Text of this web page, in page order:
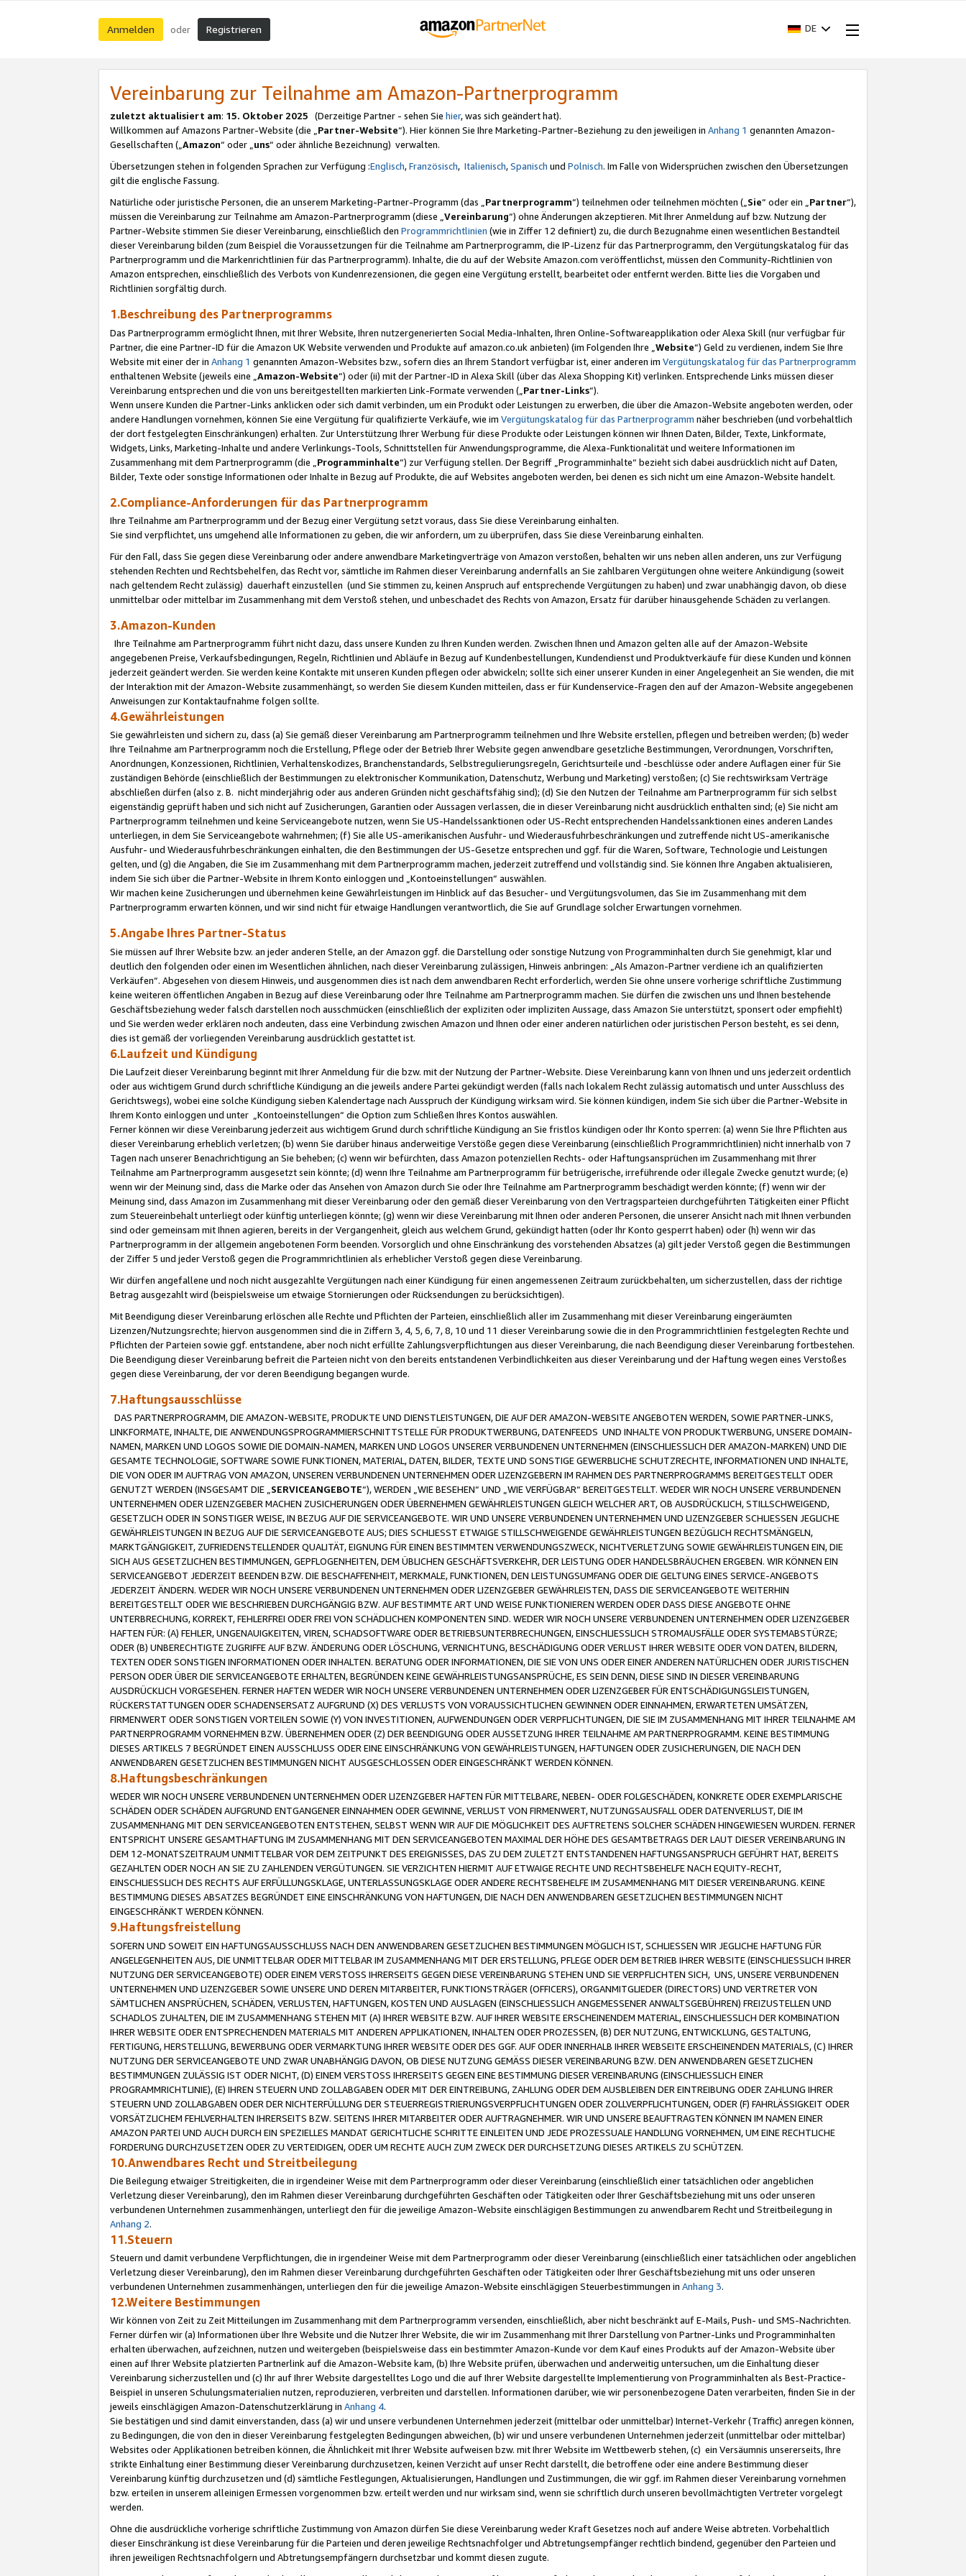
Anmelden oder Registrieren DE
Vereinbarung zur Teilnahme am Amazon-Partnerprogramm
zuletzt aktualisiert am: 15. Oktober 2025 (Derzeitige Partner - sehen Sie hier, was sich geändert hat).
Willkommen auf Amazons Partner-Website (die „Partner-Website“). Hier können Sie Ihre Marketing-Partner-Beziehung zu den jeweiligen in Anhang 1 genannten Amazon-
Gesellschaften („Amazon“ oder „uns“ oder ähnliche Bezeichnung) verwalten.
Übersetzungen stehen in folgenden Sprachen zur Verfügung :Englisch,Französisch, Italienisch,Spanisch und Polnisch. Im Falle von Widersprüchen zwischen den Übersetzungen
gilt die englische Fassung.
Natürliche oder juristische Personen, die an unserem Marketing-Partner-Programm (das „Partnerprogramm“) teilnehmen oder teilnehmen möchten („Sie“ oder ein „Partner“),
müssen die Vereinbarung zur Teilnahme am Amazon-Partnerprogramm (diese „Vereinbarung“) ohne Änderungen akzeptieren. Mit Ihrer Anmeldung auf bzw. Nutzung der
Partner-Website stimmen Sie dieser Vereinbarung, einschließlich den Programmrichtlinien (wie in Ziffer 12 definiert) zu, die durch Bezugnahme einen wesentlichen Bestandteil
dieser Vereinbarung bilden (zum Beispiel die Voraussetzungen für die Teilnahme am Partnerprogramm, die IP-Lizenz für das Partnerprogramm, den Vergütungskatalog für das
Partnerprogramm und die Markenrichtlinien für das Partnerprogramm). Inhalte, die du auf der Website Amazon.com veröffentlichst, müssen den Community-Richtlinien von
Amazon entsprechen, einschließlich des Verbots von Kundenrezensionen, die gegen eine Vergütung erstellt, bearbeitet oder entfernt werden. Bitte lies die Vorgaben und
Richtlinien sorgfältig durch.
1.Beschreibung des Partnerprogramms
Das Partnerprogramm ermöglicht Ihnen, mit Ihrer Website, Ihren nutzergenerierten Social Media-Inhalten, Ihren Online-Softwareapplikation oder Alexa Skill (nur verfügbar für
Partner, die eine Partner-ID für die Amazon UK Website verwenden und Produkte auf amazon.co.uk anbieten) (im Folgenden Ihre „ Website“) Geld zu verdienen, indem Sie Ihre
Website mit einer der in Anhang 1 genannten Amazon-Websites bzw., sofern dies an Ihrem Standort verfügbar ist, einer anderen im Vergütungskatalog für das Partnerprogramm
enthaltenen Website (jeweils eine „ Amazon-Website“) oder (ii) mit der Partner-ID in Alexa Skill (über das Alexa Shopping Kit) verlinken. Entsprechende Links müssen dieser
Vereinbarung entsprechen und die von uns bereitgestellten markierten Link-Formate verwenden („ Partner-Links“).
Wenn unsere Kunden die Partner-Links anklicken oder sich damit verbinden, um ein Produkt oder Leistungen zu erwerben, die über die Amazon-Website angeboten werden, oder
andere Handlungen vornehmen, können Sie eine Vergütung für qualifizierte Verkäufe, wie im Vergütungskatalog für das Partnerprogramm näher beschrieben (und vorbehaltlich
der dort festgelegten Einschränkungen) erhalten. Zur Unterstützung Ihrer Werbung für diese Produkte oder Leistungen können wir Ihnen Daten, Bilder, Texte, Linkformate,
Widgets, Links, Marketing-Inhalte und andere Verlinkungs-Tools, Schnittstellen für Anwendungsprogramme, die Alexa-Funktionalität und weitere Informationen im
Zusammenhang mit dem Partnerprogramm (die „ Programminhalte“) zur Verfügung stellen. Der Begriff „Programminhalte“ bezieht sich dabei ausdrücklich nicht auf Daten,
Bilder, Texte oder sonstige Informationen oder Inhalte in Bezug auf Produkte, die auf Websites angeboten werden, bei denen es sich nicht um eine Amazon-Website handelt.
2.Compliance-Anforderungen für das Partnerprogramm
Ihre Teilnahme am Partnerprogramm und der Bezug einer Vergütung setzt voraus, dass Sie diese Vereinbarung einhalten.
Sie sind verpflichtet, uns umgehend alle Informationen zu geben, die wir anfordern, um zu überprüfen, dass Sie diese Vereinbarung einhalten.
Für den Fall, dass Sie gegen diese Vereinbarung oder andere anwendbare Marketingverträge von Amazon verstoßen, behalten wir uns neben allen anderen, uns zur Verfügung
stehenden Rechten und Rechtsbehelfen, das Recht vor, sämtliche im Rahmen dieser Vereinbarung andernfalls an Sie zahlbaren Vergütungen ohne weitere Ankündigung (soweit
nach geltendem Recht zulässig) dauerhaft einzustellen (und Sie stimmen zu, keinen Anspruch auf entsprechende Vergütungen zu haben) und zwar unabhängig davon, ob diese
unmittelbar oder mittelbar im Zusammenhang mit dem Verstoß stehen, und unbeschadet des Rechts von Amazon, Ersatz für darüber hinausgehende Schäden zu verlangen.
3.Amazon-Kunden
Ihre Teilnahme am Partnerprogramm führt nicht dazu, dass unsere Kunden zu Ihren Kunden werden. Zwischen Ihnen und Amazon gelten alle auf der Amazon-Website
angegebenen Preise, Verkaufsbedingungen, Regeln, Richtlinien und Abläufe in Bezug auf Kundenbestellungen, Kundendienst und Produktverkäufe für diese Kunden und können
jederzeit geändert werden. Sie werden keine Kontakte mit unseren Kunden pflegen oder abwickeln; sollte sich einer unserer Kunden in einer Angelegenheit an Sie wenden, die mit
der Interaktion mit der Amazon-Website zusammenhängt, so werden Sie diesem Kunden mitteilen, dass er für Kundenservice-Fragen den auf der Amazon-Website angegebenen
Anweisungen zur Kontaktaufnahme folgen sollte.
4.Gewährleistungen
Sie gewährleisten und sichern zu, dass (a) Sie gemäß dieser Vereinbarung am Partnerprogramm teilnehmen und Ihre Website erstellen, pflegen und betreiben werden; (b) weder
Ihre Teilnahme am Partnerprogramm noch die Erstellung, Pflege oder der Betrieb Ihrer Website gegen anwendbare gesetzliche Bestimmungen, Verordnungen, Vorschriften,
Anordnungen, Konzessionen, Richtlinien, Verhaltenskodizes, Branchenstandards, Selbstregulierungsregeln, Gerichtsurteile und -beschlüsse oder andere Auflagen einer für Sie
zuständigen Behörde (einschließlich der Bestimmungen zu elektronischer Kommunikation, Datenschutz, Werbung und Marketing) verstoßen; (c) Sie rechtswirksam Verträge
abschließen dürfen (also z. B. nicht minderjährig oder aus anderen Gründen nicht geschäftsfähig sind); (d) Sie den Nutzen der Teilnahme am Partnerprogramm für sich selbst
eigenständig geprüft haben und sich nicht auf Zusicherungen, Garantien oder Aussagen verlassen, die in dieser Vereinbarung nicht ausdrücklich enthalten sind; (e) Sie nicht am
Partnerprogramm teilnehmen und keine Serviceangebote nutzen, wenn Sie US-Handelssanktionen oder US-Recht entsprechenden Handelssanktionen eines anderen Landes
unterliegen, in dem Sie Serviceangebote wahrnehmen; (f) Sie alle US-amerikanischen Ausfuhr- und Wiederausfuhrbeschränkungen und zutreffende nicht US-amerikanische
Ausfuhr- und Wiederausfuhrbeschränkungen einhalten, die den Bestimmungen der US-Gesetze entsprechen und ggf. für die Waren, Software, Technologie und Leistungen
gelten, und (g) die Angaben, die Sie im Zusammenhang mit dem Partnerprogramm machen, jederzeit zutreffend und vollständig sind. Sie können Ihre Angaben aktualisieren,
indem Sie sich über die Partner-Website in Ihrem Konto einloggen und „Kontoeinstellungen“ auswählen.
Wir machen keine Zusicherungen und übernehmen keine Gewährleistungen im Hinblick auf das Besucher- und Vergütungsvolumen, das Sie im Zusammenhang mit dem
Partnerprogramm erwarten können, und wir sind nicht für etwaige Handlungen verantwortlich, die Sie auf Grundlage solcher Erwartungen vornehmen.
5.Angabe Ihres Partner-Status
Sie müssen auf Ihrer Website bzw. an jeder anderen Stelle, an der Amazon ggf. die Darstellung oder sonstige Nutzung von Programminhalten durch Sie genehmigt, klar und
deutlich den folgenden oder einen im Wesentlichen ähnlichen, nach dieser Vereinbarung zulässigen, Hinweis anbringen: „Als Amazon-Partner verdiene ich an qualifizierten
Verkäufen“. Abgesehen von diesem Hinweis, und ausgenommen dies ist nach dem anwendbaren Recht erforderlich, werden Sie ohne unsere vorherige schriftliche Zustimmung
keine weiteren öffentlichen Angaben in Bezug auf diese Vereinbarung oder Ihre Teilnahme am Partnerprogramm machen. Sie dürfen die zwischen uns und Ihnen bestehende
Geschäftsbeziehung weder falsch darstellen noch ausschmücken (einschließlich der expliziten oder impliziten Aussage, dass Amazon Sie unterstützt, sponsert oder empfiehlt)
und Sie werden weder erklären noch andeuten, dass eine Verbindung zwischen Amazon und Ihnen oder einer anderen natürlichen oder juristischen Person besteht, es sei denn,
dies ist gemäß der vorliegenden Vereinbarung ausdrücklich gestattet ist.
6.Laufzeit und Kündigung
Die Laufzeit dieser Vereinbarung beginnt mit Ihrer Anmeldung für die bzw. mit der Nutzung der Partner-Website. Diese Vereinbarung kann von Ihnen und uns jederzeit ordentlich
oder aus wichtigem Grund durch schriftliche Kündigung an die jeweils andere Partei gekündigt werden (falls nach lokalem Recht zulässig automatisch und unter Ausschluss des
Gerichtswegs), wobei eine solche Kündigung sieben Kalendertage nach Ausspruch der Kündigung wirksam wird. Sie können kündigen, indem Sie sich über die Partner-Website in
Ihrem Konto einloggen und unter „Kontoeinstellungen“ die Option zum Schließen Ihres Kontos auswählen.
Ferner können wir diese Vereinbarung jederzeit aus wichtigem Grund durch schriftliche Kündigung an Sie fristlos kündigen oder Ihr Konto sperren: (a) wenn Sie Ihre Pflichten aus
dieser Vereinbarung erheblich verletzen; (b) wenn Sie darüber hinaus anderweitige Verstöße gegen diese Vereinbarung (einschließlich Programmrichtlinien) nicht innerhalb von 7
Tagen nach unserer Benachrichtigung an Sie beheben; (c) wenn wir befürchten, dass Amazon potenziellen Rechts- oder Haftungsansprüchen im Zusammenhang mit Ihrer
Teilnahme am Partnerprogramm ausgesetzt sein könnte; (d) wenn Ihre Teilnahme am Partnerprogramm für betrügerische, irreführende oder illegale Zwecke genutzt wurde; (e)
wenn wir der Meinung sind, dass die Marke oder das Ansehen von Amazon durch Sie oder Ihre Teilnahme am Partnerprogramm beschädigt werden könnte; (f) wenn wir der
Meinung sind, dass Amazon im Zusammenhang mit dieser Vereinbarung oder den gemäß dieser Vereinbarung von den Vertragsparteien durchgeführten Tätigkeiten einer Pflicht
zum Steuereinbehalt unterliegt oder künftig unterliegen könnte; (g) wenn wir diese Vereinbarung mit Ihnen oder anderen Personen, die unserer Ansicht nach mit Ihnen verbunden
sind oder gemeinsam mit Ihnen agieren, bereits in der Vergangenheit, gleich aus welchem Grund, gekündigt hatten (oder Ihr Konto gesperrt haben) oder (h) wenn wir das
Partnerprogramm in der allgemein angebotenen Form beenden. Vorsorglich und ohne Einschränkung des vorstehenden Absatzes (a) gilt jeder Verstoß gegen die Bestimmungen
der Ziffer 5 und jeder Verstoß gegen die Programmrichtlinien als erheblicher Verstoß gegen diese Vereinbarung.
Wir dürfen angefallene und noch nicht ausgezahlte Vergütungen nach einer Kündigung für einen angemessenen Zeitraum zurückbehalten, um sicherzustellen, dass der richtige
Betrag ausgezahlt wird (beispielsweise um etwaige Stornierungen oder Rücksendungen zu berücksichtigen).
Mit Beendigung dieser Vereinbarung erlöschen alle Rechte und Pflichten der Parteien, einschließlich aller im Zusammenhang mit dieser Vereinbarung eingeräumten
Lizenzen/Nutzungsrechte; hiervon ausgenommen sind die in Ziffern 3, 4, 5, 6, 7, 8, 10 und 11 dieser Vereinbarung sowie die in den Programmrichtlinien festgelegten Rechte und
Pflichten der Parteien sowie ggf. entstandene, aber noch nicht erfüllte Zahlungsverpflichtungen aus dieser Vereinbarung, die nach Beendigung dieser Vereinbarung fortbestehen.
Die Beendigung dieser Vereinbarung befreit die Parteien nicht von den bereits entstandenen Verbindlichkeiten aus dieser Vereinbarung und der Haftung wegen eines Verstoßes
gegen diese Vereinbarung, der vor deren Beendigung begangen wurde.
7.Haftungsausschlüsse
DAS PARTNERPROGRAMM, DIE AMAZON-WEBSITE, PRODUKTE UND DIENSTLEISTUNGEN, DIE AUF DER AMAZON-WEBSITE ANGEBOTEN WERDEN, SOWIE PARTNER-LINKS,
LINKFORMATE, INHALTE, DIE ANWENDUNGSPROGRAMMIERSCHNITTSTELLE FÜR PRODUKTWERBUNG, DATENFEEDS UND INHALTE VON PRODUKTWERBUNG, UNSERE DOMAIN-
NAMEN, MARKEN UND LOGOS SOWIE DIE DOMAIN-NAMEN, MARKEN UND LOGOS UNSERER VERBUNDENEN UNTERNEHMEN (EINSCHLIESSLICH DER AMAZON-MARKEN) UND DIE
GESAMTE TECHNOLOGIE, SOFTWARE SOWIE FUNKTIONEN, MATERIAL, DATEN, BILDER, TEXTE UND SONSTIGE GEWERBLICHE SCHUTZRECHTE, INFORMATIONEN UND INHALTE,
DIE VON ODER IM AUFTRAG VON AMAZON, UNSEREN VERBUNDENEN UNTERNEHMEN ODER LIZENZGEBERN IM RAHMEN DES PARTNERPROGRAMMS BEREITGESTELLT ODER
GENUTZT WERDEN (INSGESAMT DIE „ SERVICEANGEBOTE“), WERDEN „WIE BESEHEN“ UND „WIE VERFÜGBAR“ BEREITGESTELLT. WEDER WIR NOCH UNSERE VERBUNDENEN
UNTERNEHMEN ODER LIZENZGEBER MACHEN ZUSICHERUNGEN ODER ÜBERNEHMEN GEWÄHRLEISTUNGEN GLEICH WELCHER ART, OB AUSDRÜCKLICH, STILLSCHWEIGEND,
GESETZLICH ODER IN SONSTIGER WEISE, IN BEZUG AUF DIE SERVICEANGEBOTE. WIR UND UNSERE VERBUNDENEN UNTERNEHMEN UND LIZENZGEBER SCHLIESSEN JEGLICHE
GEWÄHRLEISTUNGEN IN BEZUG AUF DIE SERVICEANGEBOTE AUS; DIES SCHLIESST ETWAIGE STILLSCHWEIGENDE GEWÄHRLEISTUNGEN BEZÜGLICH RECHTSMÄNGELN,
MARKTGÄNGIGKEIT, ZUFRIEDENSTELLENDER QUALITÄT, EIGNUNG FÜR EINEN BESTIMMTEN VERWENDUNGSZWECK, NICHTVERLETZUNG SOWIE GEWÄHRLEISTUNGEN EIN, DIE
SICH AUS GESETZLICHEN BESTIMMUNGEN, GEPFLOGENHEITEN, DEM ÜBLICHEN GESCHÄFTSVERKEHR, DER LEISTUNG ODER HANDELSBRÄUCHEN ERGEBEN. WIR KÖNNEN EIN
SERVICEANGEBOT JEDERZEIT BEENDEN BZW. DIE BESCHAFFENHEIT, MERKMALE, FUNKTIONEN, DEN LEISTUNGSUMFANG ODER DIE GELTUNG EINES SERVICE-ANGEBOTS
JEDERZEIT ÄNDERN. WEDER WIR NOCH UNSERE VERBUNDENEN UNTERNEHMEN ODER LIZENZGEBER GEWÄHRLEISTEN, DASS DIE SERVICEANGEBOTE WEITERHIN
BEREITGESTELLT ODER WIE BESCHRIEBEN DURCHGÄNGIG BZW. AUF BESTIMMTE ART UND WEISE FUNKTIONIEREN WERDEN ODER DASS DIESE ANGEBOTE OHNE
UNTERBRECHUNG, KORREKT, FEHLERFREI ODER FREI VON SCHÄDLICHEN KOMPONENTEN SIND. WEDER WIR NOCH UNSERE VERBUNDENEN UNTERNEHMEN ODER LIZENZGEBER
HAFTEN FÜR: (A) FEHLER, UNGENAUIGKEITEN, VIREN, SCHADSOFTWARE ODER BETRIEBSUNTERBRECHUNGEN, EINSCHLIESSLICH STROMAUSFÄLLE ODER SYSTEMABSTÜRZE;
ODER (B) UNBERECHTIGTE ZUGRIFFE AUF BZW. ÄNDERUNG ODER LÖSCHUNG, VERNICHTUNG, BESCHÄDIGUNG ODER VERLUST IHRER WEBSITE ODER VON DATEN, BILDERN,
TEXTEN ODER SONSTIGEN INFORMATIONEN ODER INHALTEN. BERATUNG ODER INFORMATIONEN, DIE SIE VON UNS ODER EINER ANDEREN NATÜRLICHEN ODER JURISTISCHEN
PERSON ODER ÜBER DIE SERVICEANGEBOTE ERHALTEN, BEGRÜNDEN KEINE GEWÄHRLEISTUNGSANSPRÜCHE, ES SEIN DENN, DIESE SIND IN DIESER VEREINBARUNG
AUSDRÜCKLICH VORGESEHEN. FERNER HAFTEN WEDER WIR NOCH UNSERE VERBUNDENEN UNTERNEHMEN ODER LIZENZGEBER FÜR ENTSCHÄDIGUNGSLEISTUNGEN,
RÜCKERSTATTUNGEN ODER SCHADENSERSATZ AUFGRUND (X) DES VERLUSTS VON VORAUSSICHTLICHEN GEWINNEN ODER EINNAHMEN, ERWARTETEN UMSÄTZEN,
FIRMENWERT ODER SONSTIGEN VORTEILEN SOWIE (Y) VON INVESTITIONEN, AUFWENDUNGEN ODER VERPFLICHTUNGEN, DIE SIE IM ZUSAMMENHANG MIT IHRER TEILNAHME AM
PARTNERPROGRAMM VORNEHMEN BZW. ÜBERNEHMEN ODER (Z) DER BEENDIGUNG ODER AUSSETZUNG IHRER TEILNAHME AM PARTNERPROGRAMM. KEINE BESTIMMUNG
DIESES ARTIKELS 7 BEGRÜNDET EINEN AUSSCHLUSS ODER EINE EINSCHRÄNKUNG VON GEWÄHRLEISTUNGEN, HAFTUNGEN ODER ZUSICHERUNGEN, DIE NACH DEN
ANWENDBAREN GESETZLICHEN BESTIMMUNGEN NICHT AUSGESCHLOSSEN ODER EINGESCHRÄNKT WERDEN KÖNNEN.
8.Haftungsbeschränkungen
WEDER WIR NOCH UNSERE VERBUNDENEN UNTERNEHMEN ODER LIZENZGEBER HAFTEN FÜR MITTELBARE, NEBEN- ODER FOLGESCHÄDEN, KONKRETE ODER EXEMPLARISCHE
SCHÄDEN ODER SCHÄDEN AUFGRUND ENTGANGENER EINNAHMEN ODER GEWINNE, VERLUST VON FIRMENWERT, NUTZUNGSAUSFALL ODER DATENVERLUST, DIE IM
ZUSAMMENHANG MIT DEN SERVICEANGEBOTEN ENTSTEHEN, SELBST WENN WIR AUF DIE MÖGLICHKEIT DES AUFTRETENS SOLCHER SCHÄDEN HINGEWIESEN WURDEN. FERNER
ENTSPRICHT UNSERE GESAMTHAFTUNG IM ZUSAMMENHANG MIT DEN SERVICEANGEBOTEN MAXIMAL DER HÖHE DES GESAMTBETRAGS DER LAUT DIESER VEREINBARUNG IN
DEM 12-MONATSZEITRAUM UNMITTELBAR VOR DEM ZEITPUNKT DES EREIGNISSES, DAS ZU DEM ZULETZT ENTSTANDENEN HAFTUNGSANSPRUCH GEFÜHRT HAT, BEREITS
GEZAHLTEN ODER NOCH AN SIE ZU ZAHLENDEN VERGÜTUNGEN. SIE VERZICHTEN HIERMIT AUF ETWAIGE RECHTE UND RECHTSBEHELFE NACH EQUITY-RECHT,
EINSCHLIESSLICH DES RECHTS AUF ERFÜLLUNGSKLAGE, UNTERLASSUNGSKLAGE ODER ANDERE RECHTSBEHELFE IM ZUSAMMENHANG MIT DIESER VEREINBARUNG. KEINE
BESTIMMUNG DIESES ABSATZES BEGRÜNDET EINE EINSCHRÄNKUNG VON HAFTUNGEN, DIE NACH DEN ANWENDBAREN GESETZLICHEN BESTIMMUNGEN NICHT
EINGESCHRÄNKT WERDEN KÖNNEN.
9.Haftungsfreistellung
SOFERN UND SOWEIT EIN HAFTUNGSAUSSCHLUSS NACH DEN ANWENDBAREN GESETZLICHEN BESTIMMUNGEN MÖGLICH IST, SCHLIESSEN WIR JEGLICHE HAFTUNG FÜR
ANGELEGENHEITEN AUS, DIE UNMITTELBAR ODER MITTELBAR IM ZUSAMMENHANG MIT DER ERSTELLUNG, PFLEGE ODER DEM BETRIEB IHRER WEBSITE (EINSCHLIESSLICH IHRER
NUTZUNG DER SERVICEANGEBOTE) ODER EINEM VERSTOSS IHRERSEITS GEGEN DIESE VEREINBARUNG STEHEN UND SIE VERPFLICHTEN SICH, UNS, UNSERE VERBUNDENEN
UNTERNEHMEN UND LIZENZGEBER SOWIE UNSERE UND DEREN MITARBEITER, FUNKTIONSTRÄGER (OFFICERS), ORGANMITGLIEDER (DIRECTORS) UND VERTRETER VON
SÄMTLICHEN ANSPRÜCHEN, SCHÄDEN, VERLUSTEN, HAFTUNGEN, KOSTEN UND AUSLAGEN (EINSCHLIESSLICH ANGEMESSENER ANWALTSGEBÜHREN) FREIZUSTELLEN UND
SCHADLOS ZUHALTEN, DIE IM ZUSAMMENHANG STEHEN MIT (A) IHRER WEBSITE BZW. AUF IHRER WEBSITE ERSCHEINENDEM MATERIAL, EINSCHLIESSLICH DER KOMBINATION
IHRER WEBSITE ODER ENTSPRECHENDEN MATERIALS MIT ANDEREN APPLIKATIONEN, INHALTEN ODER PROZESSEN, (B) DER NUTZUNG, ENTWICKLUNG, GESTALTUNG,
FERTIGUNG, HERSTELLUNG, BEWERBUNG ODER VERMARKTUNG IHRER WEBSITE ODER DES GGF. AUF ODER INNERHALB IHRER WEBSEITE ERSCHEINENDEN MATERIALS, (C) IHRER
NUTZUNG DER SERVICEANGEBOTE UND ZWAR UNABHÄNGIG DAVON, OB DIESE NUTZUNG GEMÄSS DIESER VEREINBARUNG BZW. DEN ANWENDBAREN GESETZLICHEN
BESTIMMUNGEN ZULÄSSIG IST ODER NICHT, (D) EINEM VERSTOSS IHRERSEITS GEGEN EINE BESTIMMUNG DIESER VEREINBARUNG (EINSCHLIESSLICH EINER
PROGRAMMRICHTLINIE), (E) IHREN STEUERN UND ZOLLABGABEN ODER MIT DER EINTREIBUNG, ZAHLUNG ODER DEM AUSBLEIBEN DER EINTREIBUNG ODER ZAHLUNG IHRER
STEUERN UND ZOLLABGABEN ODER DER NICHTERFÜLLUNG DER STEUERREGISTRIERUNGSVERPFLICHTUNGEN ODER ZOLLVERPFLICHTUNGEN, ODER (F) FAHRLÄSSIGKEIT ODER
VORSÄTZLICHEM FEHLVERHALTEN IHRERSEITS BZW. SEITENS IHRER MITARBEITER ODER AUFTRAGNEHMER. WIR UND UNSERE BEAUFTRAGTEN KÖNNEN IM NAMEN EINER
AMAZON PARTEI UND AUCH DURCH EIN SPEZIELLES MANDAT GERICHTLICHE SCHRITTE EINLEITEN UND JEDE PROZESSUALE HANDLUNG VORNEHMEN, UM EINE RECHTLICHE
FORDERUNG DURCHZUSETZEN ODER ZU VERTEIDIGEN, ODER UM RECHTE AUCH ZUM ZWECK DER DURCHSETZUNG DIESES ARTIKELS ZU SCHÜTZEN.
10.Anwendbares Recht und Streitbeilegung
Die Beilegung etwaiger Streitigkeiten, die in irgendeiner Weise mit dem Partnerprogramm oder dieser Vereinbarung (einschließlich einer tatsächlichen oder angeblichen
Verletzung dieser Vereinbarung), den im Rahmen dieser Vereinbarung durchgeführten Geschäften oder Tätigkeiten oder Ihrer Geschäftsbeziehung mit uns oder unseren
verbundenen Unternehmen zusammenhängen, unterliegt den für die jeweilige Amazon-Website einschlägigen Bestimmungen zu anwendbarem Recht und Streitbeilegung in
Anhang 2.
11.Steuern
Steuern und damit verbundene Verpflichtungen, die in irgendeiner Weise mit dem Partnerprogramm oder dieser Vereinbarung (einschließlich einer tatsächlichen oder angeblichen
Verletzung dieser Vereinbarung), den im Rahmen dieser Vereinbarung durchgeführten Geschäften oder Tätigkeiten oder Ihrer Geschäftsbeziehung mit uns oder unseren
verbundenen Unternehmen zusammenhängen, unterliegen den für die jeweilige Amazon-Website einschlägigen Steuerbestimmungen in Anhang 3.
12.Weitere Bestimmungen
Wir können von Zeit zu Zeit Mitteilungen im Zusammenhang mit dem Partnerprogramm versenden, einschließlich, aber nicht beschränkt auf E-Mails, Push- und SMS-Nachrichten.
Ferner dürfen wir (a) Informationen über Ihre Website und die Nutzer Ihrer Website, die wir im Zusammenhang mit Ihrer Darstellung von Partner-Links und Programminhalten
erhalten überwachen, aufzeichnen, nutzen und weitergeben (beispielsweise dass ein bestimmter Amazon-Kunde vor dem Kauf eines Produkts auf der Amazon-Website über
einen auf Ihrer Website platzierten Partnerlink auf die Amazon-Website kam, (b) Ihre Website prüfen, überwachen und anderweitig untersuchen, um die Einhaltung dieser
Vereinbarung sicherzustellen und (c) Ihr auf Ihrer Website dargestelltes Logo und die auf Ihrer Website dargestellte Implementierung von Programminhalten als Best-Practice-
Beispiel in unseren Schulungsmaterialien nutzen, reproduzieren, verbreiten und darstellen. Informationen darüber, wie wir personenbezogene Daten verarbeiten, finden Sie in der
jeweils einschlägigen Amazon-Datenschutzerklärung in Anhang 4.
Sie bestätigen und sind damit einverstanden, dass (a) wir und unsere verbundenen Unternehmen jederzeit (mittelbar oder unmittelbar) Internet-Verkehr (Traffic) anregen können,
zu Bedingungen, die von den in dieser Vereinbarung festgelegten Bedingungen abweichen, (b) wir und unsere verbundenen Unternehmen jederzeit (unmittelbar oder mittelbar)
Websites oder Applikationen betreiben können, die Ähnlichkeit mit Ihrer Website aufweisen bzw. mit Ihrer Website im Wettbewerb stehen, (c) ein Versäumnis unsererseits, Ihre
strikte Einhaltung einer Bestimmung dieser Vereinbarung durchzusetzen, keinen Verzicht auf unser Recht darstellt, die betroffene oder eine andere Bestimmung dieser
Vereinbarung künftig durchzusetzen und (d) sämtliche Festlegungen, Aktualisierungen, Handlungen und Zustimmungen, die wir ggf. im Rahmen dieser Vereinbarung vornehmen
bzw. erteilen in unserem alleinigen Ermessen vorgenommen bzw. erteilt werden und nur wirksam sind, wenn sie schriftlich durch unseren bevollmächtigten Vertreter vorgelegt
werden.
Ohne die ausdrückliche vorherige schriftliche Zustimmung von Amazon dürfen Sie diese Vereinbarung weder Kraft Gesetzes noch auf andere Weise abtreten. Vorbehaltlich
dieser Einschränkung ist diese Vereinbarung für die Parteien und deren jeweilige Rechtsnachfolger und Abtretungsempfänger rechtlich bindend, gegenüber den Parteien und
ihren jeweiligen Rechtsnachfolgern und Abtretungsempfängern durchsetzbar und kommt diesen zugute.